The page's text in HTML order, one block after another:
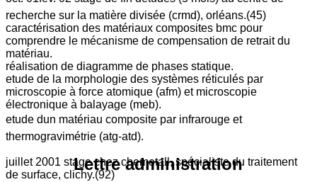
recherche sur la matière divisée (crmd), orléans.(45)
caractérisation des matériaux composites bmc pour
comprendre le mécanisme de compensation de retrait du
matériau.
réalisation de diagramme de phases statique.
etude de la morphologie des systèmes réticulés par
microscopie à force atomique (afm) et microscopie
électronique à balayage (meb).
etude dun matériau composite par infrarouge et
thermogravimétrie (atg-atd).
juillet 2001 stage chez chemetall, spécialiste du traitement
de surface, clichy.(92)
Lettre administration